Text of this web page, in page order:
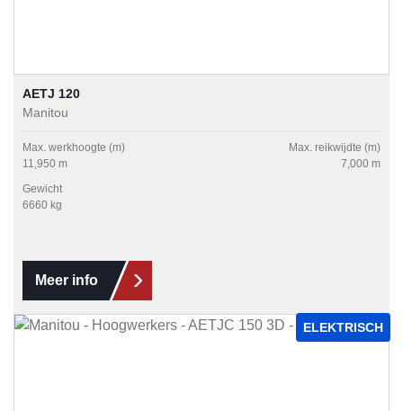
AETJ 120
Manitou
Max. werkhoogte (m)
11,950 m
Max. reikwijdte (m)
7,000 m
Gewicht
6660 kg
Meer info
ELEKTRISCH